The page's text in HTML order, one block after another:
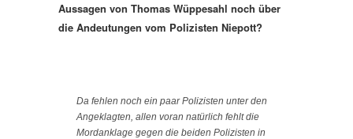
Aussagen von Thomas Wüppesahl noch über
die Andeutungen vom Polizisten Niepott?
Da fehlen noch ein paar Polizisten unter den
Angeklagten, allen voran natürlich fehlt die
Mordanklage gegen die beiden Polizisten in